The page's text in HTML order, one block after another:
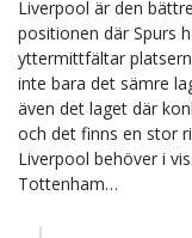
Liverpool är den
positionen där Spurs
yttermittfältar
inte bara det sämre
även det laget där
och det finns en stor
Liverpool behöver i
Tottenham…